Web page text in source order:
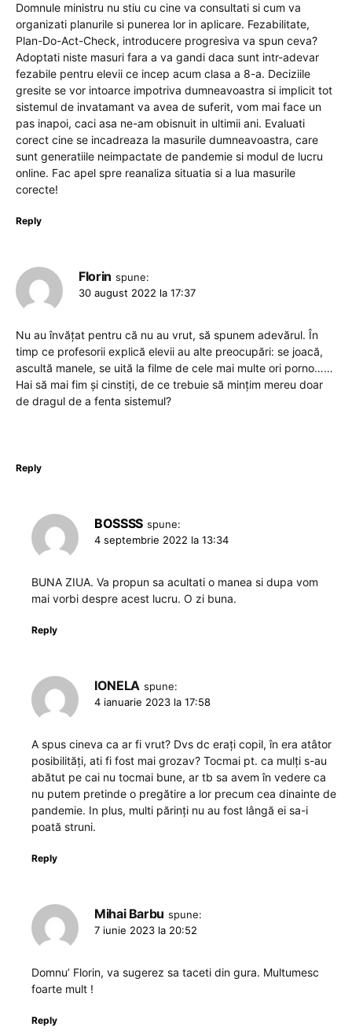
Domnule ministru nu stiu cu cine va consultati si cum va
organizati planurile si punerea lor in aplicare. Fezabilitate,
Plan-Do-Act-Check, introducere progresiva va spun ceva?
Adoptati niste masuri fara a va gandi daca sunt intr-adevar
fezabile pentru elevii ce incep acum clasa a 8-a. Deciziile
gresite se vor intoarce impotriva dumneavoastra si implicit tot
sistemul de invatamant va avea de suferit, vom mai face un
pas inapoi, caci asa ne-am obisnuit in ultimii ani. Evaluati
corect cine se incadreaza la masurile dumneavoastra, care
sunt generatiile neimpactate de pandemie si modul de lucru
online. Fac apel spre reanaliza situatia si a lua masurile
corecte!
Reply
Florin spune:
30 august 2022 la 17:37
Nu au învățat pentru că nu au vrut, să spunem adevărul. În
timp ce profesorii explică elevii au alte preocupări: se joacă,
ascultă manele, se uită la filme de cele mai multe ori porno……
Hai să mai fim și cinstiți, de ce trebuie să mințim mereu doar
de dragul de a fenta sistemul?
Reply
BOSSSS spune:
4 septembrie 2022 la 13:34
BUNA ZIUA. Va propun sa acultati o manea si dupa vom
mai vorbi despre acest lucru. O zi buna.
Reply
IONELA spune:
4 ianuarie 2023 la 17:58
A spus cineva ca ar fi vrut? Dvs dc erați copil, în era atâtor
posibilități, ati fi fost mai grozav? Tocmai pt. ca mulți s-au
abătut pe cai nu tocmai bune, ar tb sa avem în vedere ca
nu putem pretinde o pregătire a lor precum cea dinainte de
pandemie. In plus, multi părinți nu au fost lângă ei sa-i
poată struni.
Reply
Mihai Barbu spune:
7 iunie 2023 la 20:52
Domnu’ Florin, va sugerez sa taceti din gura. Multumesc
foarte mult !
Reply